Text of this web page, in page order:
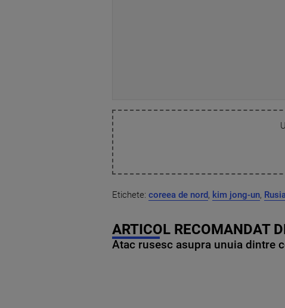
Etichete: coreea de nord, kim jong-un,
ARTICOL RECOMANDAT
Atac rusesc asupra unuia dintre